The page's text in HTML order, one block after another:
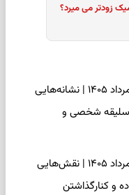
زودتر می میرد؟
فال اسم امروز جمعه ۱۶ مرداد ۱۴۰۵ | نشانه‌هایی
سلیقه شخصی و
فال چای امروز جمعه ۱۶ مرداد ۱۴۰۵ | نقش‌هایی
و کنارگذاشتن